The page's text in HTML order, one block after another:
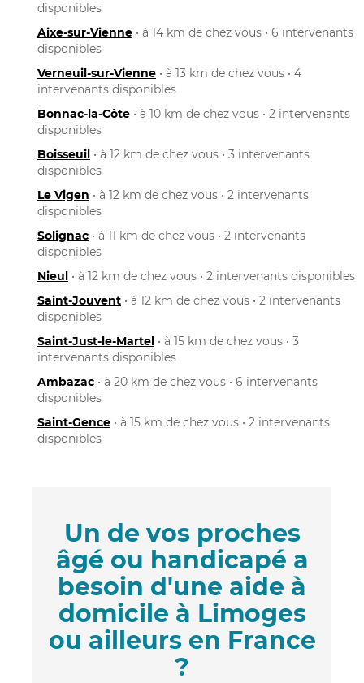
disponibles
Aixe-sur-Vienne • à 14 km de chez vous • 6 intervenants
disponibles
Verneuil-sur-Vienne • à 13 km de chez vous • 4
intervenants disponibles
Bonnac-la-Côte • à 10 km de chez vous • 2 intervenants
disponibles
Boisseuil • à 12 km de chez vous • 3 intervenants
disponibles
Le Vigen • à 12 km de chez vous • 2 intervenants
disponibles
Solignac • à 11 km de chez vous • 2 intervenants
disponibles
Nieul • à 12 km de chez vous • 2 intervenants disponibles
Saint-Jouvent • à 12 km de chez vous • 2 intervenants
disponibles
Saint-Just-le-Martel • à 15 km de chez vous • 3
intervenants disponibles
Ambazac • à 20 km de chez vous • 6 intervenants
disponibles
Saint-Gence • à 15 km de chez vous • 2 intervenants
disponibles
Un de vos proches
âgé ou handicapé a
besoin d'une aide à
domicile à Limoges
ou ailleurs en France
?